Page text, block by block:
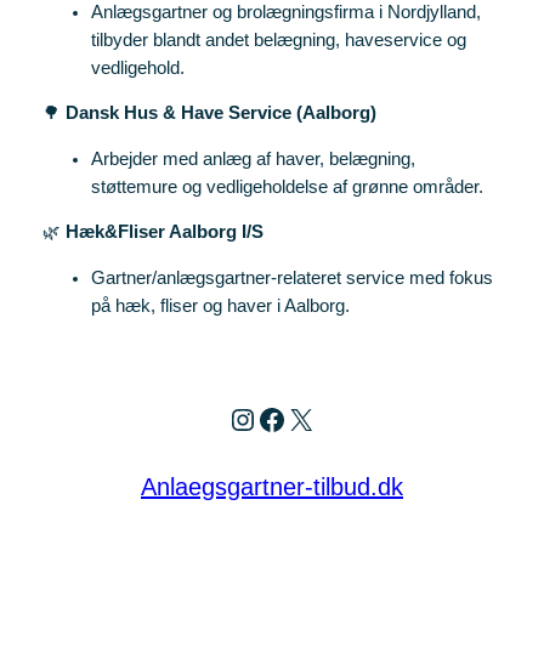
Anlægsgartner og brolægningsfirma i Nordjylland,
tilbyder blandt andet belægning, haveservice og
vedligehold.
🌳 Dansk Hus & Have Service (Aalborg)
Arbejder med anlæg af haver, belægning,
støttemure og vedligeholdelse af grønne områder.
🌿 Hæk&Fliser Aalborg I/S
Gartner/anlægsgartner‑relateret service med fokus
på hæk, fliser og haver i Aalborg.
Instagram
Facebook
X
Anlaegsgartner-tilbud.dk